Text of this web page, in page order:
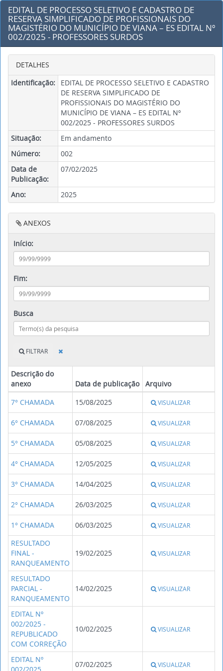
EDITAL DE PROCESSO SELETIVO E CADASTRO DE
RESERVA SIMPLIFICADO DE PROFISSIONAIS DO
MAGISTÉRIO DO MUNICÍPIO DE VIANA – ES EDITAL Nº
002/2025 - PROFESSORES SURDOS
DETALHES
Identificação:
EDITAL DE PROCESSO SELETIVO E CADASTRO
DE RESERVA SIMPLIFICADO DE
PROFISSIONAIS DO MAGISTÉRIO DO
MUNICÍPIO DE VIANA – ES EDITAL Nº
002/2025 - PROFESSORES SURDOS
Situação:
Em andamento
Número:
002
Data de
Publicação:
07/02/2025
Ano: 2025
ANEXOS
Início:
Fim:
Busca
FILTRAR
Descrição do
anexo
Data de publicação
Arquivo
7° CHAMADA
15/08/2025 VISUALIZAR
6° CHAMADA 07/08/2025 VISUALIZAR
5° CHAMADA 05/08/2025 VISUALIZAR
4° CHAMADA 12/05/2025 VISUALIZAR
3° CHAMADA 14/04/2025 VISUALIZAR
2° CHAMADA 26/03/2025 VISUALIZAR
1° CHAMADA 06/03/2025 VISUALIZAR
RESULTADO
FINAL -
RANQUEAMENTO
19/02/2025 VISUALIZAR
RESULTADO
PARCIAL -
RANQUEAMENTO
14/02/2025 VISUALIZAR
EDITAL Nº
002/2025 -
REPUBLICADO
COM CORREÇÃO
10/02/2025 VISUALIZAR
EDITAL Nº
07/02/2025 VISUALIZAR